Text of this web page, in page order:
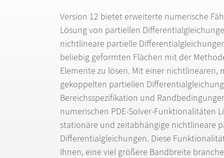
Version 12 bietet erweiterte numerische Fä
Lösung von partiellen
nichtlineare partielle
beliebig geformten Flächen mit der
Elemente zu lösen. Mit einer nichtlinearen,
gekoppelten partiellen
Bereichsspezifikation und
numerischen PDE-Solver-Funktionalitäten L
stationäre und zeitabhängige nichtlineare
Differentialgleichungen. Diese Funktionalitä
Ihnen, eine viel größere Bandbreite